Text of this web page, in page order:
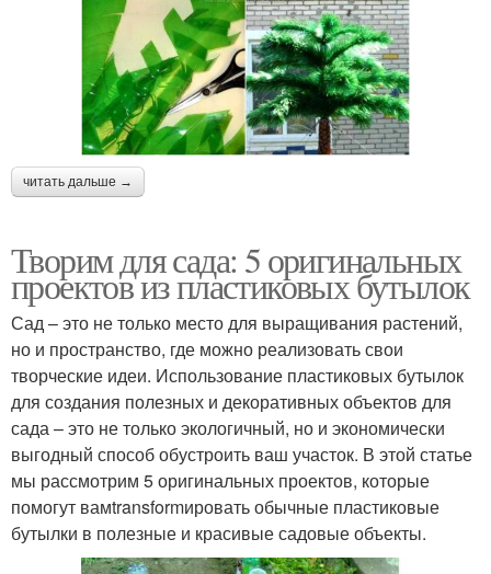
читать дальше →
Творим для сада: 5 оригинальных
проектов из пластиковых бутылок
Сад – это не только место для выращивания растений,
но и пространство, где можно реализовать свои
творческие идеи. Использование пластиковых бутылок
для создания полезных и декоративных объектов для
сада – это не только экологичный, но и экономически
выгодный способ обустроить ваш участок. В этой статье
мы рассмотрим 5 оригинальных проектов, которые
помогут вамtransformировать обычные пластиковые
бутылки в полезные и красивые садовые объекты.